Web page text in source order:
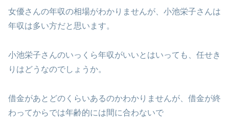
女優さんの年収の相場がわかりませんが、小池栄子さんは
年収は多い方だと思います。
小池栄子さんのいっくら年収がいいとはいっても、任せき
りはどうなのでしょうか。
借金があとどのくらいあるのかわかりませんが、借金が終
わってからでは年齢的には間に合わないで